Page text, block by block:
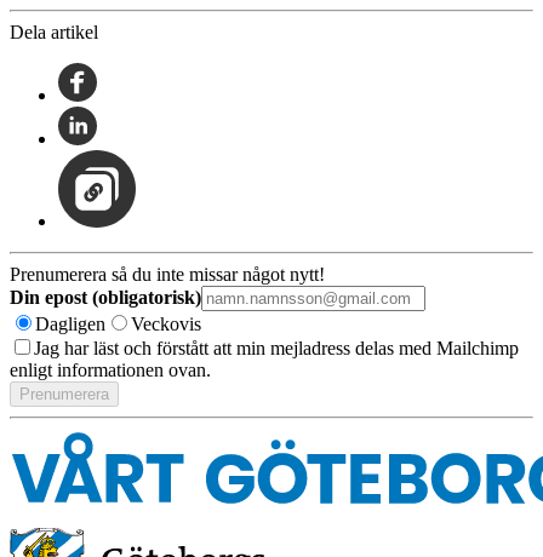
Dela artikel
Prenumerera så du inte missar något nytt!
Din epost (obligatorisk)
Dagligen
Veckovis
Jag har läst och förstått att min mejladress delas med Mailchimp
enligt informationen ovan.